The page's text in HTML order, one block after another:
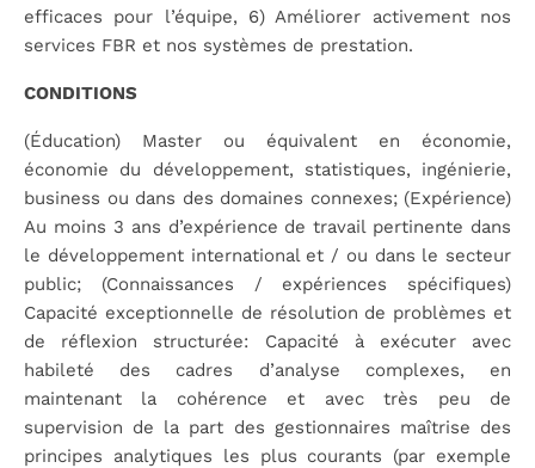
efficaces pour l’équipe, 6) Améliorer activement nos
services FBR et nos systèmes de prestation.
CONDITIONS
(Éducation) Master ou équivalent en économie,
économie du développement, statistiques, ingénierie,
business ou dans des domaines connexes; (Expérience)
Au moins 3 ans d’expérience de travail pertinente dans
le développement international et / ou dans le secteur
public; (Connaissances / expériences spécifiques)
Capacité exceptionnelle de résolution de problèmes et
de réflexion structurée: Capacité à exécuter avec
habileté des cadres d’analyse complexes, en
maintenant la cohérence et avec très peu de
supervision de la part des gestionnaires maîtrise des
principes analytiques les plus courants (par exemple